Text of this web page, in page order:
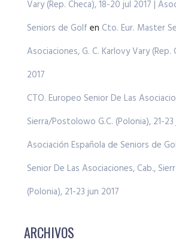
Vary (Rep. Checa), 18-20 jul 2017 |
Seniors de Golf en Cto. Eur. Master
Asociaciones, G. C. Karlovy Vary (Rep.
2017
CTO. Europeo Senior De Las
Sierra/Postolowo G.C. (Polonia), 21-23
Asociación Española de Seniors de
Senior De Las Asociaciones, Cab.,
(Polonia), 21-23 jun 2017
ARCHIVOS